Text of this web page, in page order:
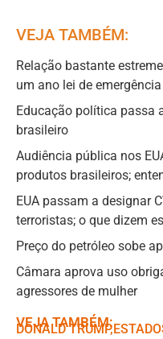
VEJA TAMBÉM:
Relação bastante
um ano lei de
Educação política passa
brasileiro
Audiência pública nos
produtos brasileiros;
EUA passam a designar
terroristas; o que dizem
Preço do petróleo sobe
Câmara aprova uso
agressores de mulher
VEJA TAMBÉM:
DONALD TRUMP,ㅤ